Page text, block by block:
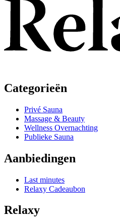
Categorieën
Privé Sauna
Massage & Beauty
Wellness Overnachting
Publieke Sauna
Aanbiedingen
Last minutes
Relaxy Cadeaubon
Relaxy